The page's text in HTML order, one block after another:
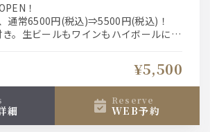
！
通常6500円(税込)⇒5500円(税込)！
。生ビールもワインもハイボールにサ
¥5,500
細
reserve
WEB予約